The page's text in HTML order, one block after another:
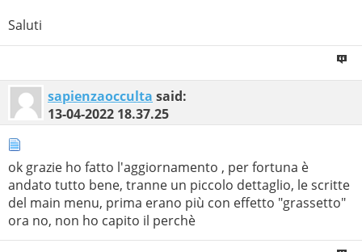
Saluti
sapienzaocculta said:
13-04-2022 18.37.25
ok grazie ho fatto l'aggiornamento , per fortuna è
andato tutto bene, tranne un piccolo dettaglio, le scritte
del main menu, prima erano più con effetto "grassetto"
ora no, non ho capito il perchè